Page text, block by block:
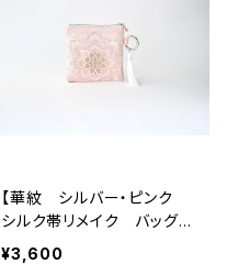
【華紋 シルバー・ピンク
シルク帯リメイク バッグチ
ャーム型スクエアポーチ】メ
¥3,600